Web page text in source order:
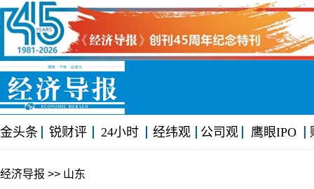
金头条 锐财评 24小时 经纬观 公司观 鹰眼IPO
经济导报 >> 山东